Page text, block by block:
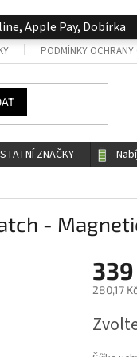
Apple Pay, Dobírka
PODMÍNKY OCHRANY
ZNAČKY
-
280,17
cena: